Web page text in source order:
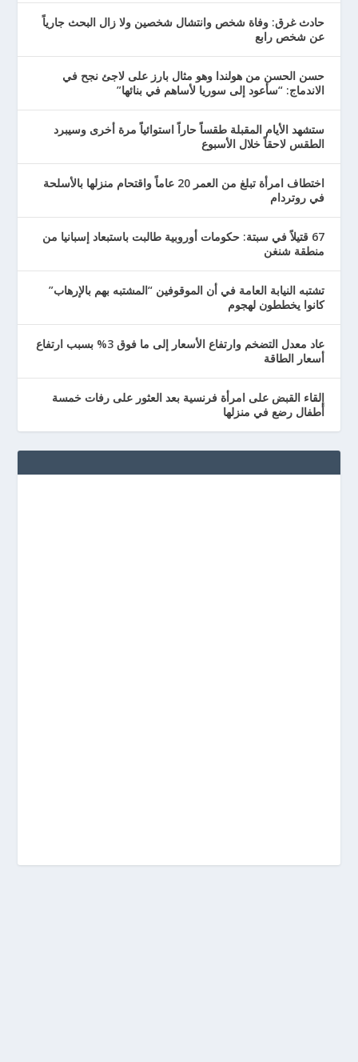
حادث غرق: وفاة شخص وانتشال شخصين ولا زال البحث جارياً
عن شخص رابع
حسن الحسن من هولندا وهو مثال بارز على لاجئ نجح في
الاندماج: “سأعود إلى سوريا لأساهم في بنائها”
ستشهد الأيام المقبلة طقساً حاراً استوائياً مرة أخرى وسيبرد
الطقس لاحقاً خلال الأسبوع
اختطاف امرأة تبلغ من العمر 20 عاماً واقتحام منزلها بالأسلحة
في روتردام
67 قتيلاً في سبتة: حكومات أوروبية طالبت باستبعاد إسبانيا من
منطقة شنغن
تشتبه النيابة العامة في أن الموقوفين “المشتبه بهم بالإرهاب”
كانوا يخططون لهجوم
عاد معدل التضخم وارتفاع الأسعار إلى ما فوق 3% بسبب ارتفاع
أسعار الطاقة
إلقاء القبض على امرأة فرنسية بعد العثور على رفات خمسة
أطفال رضع في منزلها